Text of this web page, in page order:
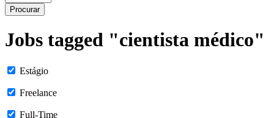
Procurar
Jobs tagged "cientista médico"
Estágio
Freelance
Full-Time